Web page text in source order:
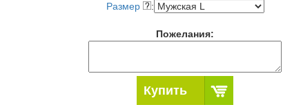
Размер :
Пожелания:
Купить